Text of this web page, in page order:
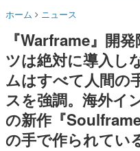
名作ゲームクリ
きます。
赫本
この物語を解い
の形をした短編
新世代に訊く
これからのデジ
の姿を追い、彼
対応しSNSで話題に。『キング
プロ野球選手から称賛の声
ホーム ニュース
『Warframe』開
ツは絶対に導入し
ムはすべて人間の
スを強調。海外イ
の新作『
の手で作られてい